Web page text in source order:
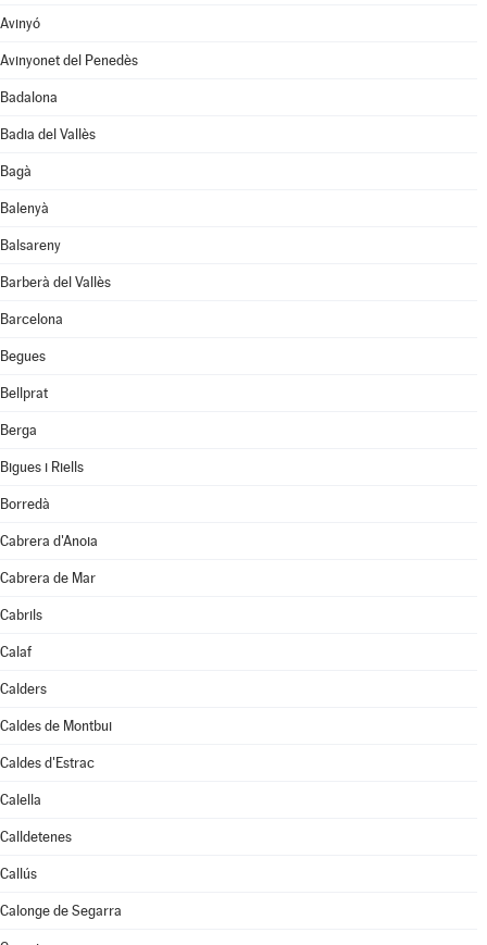
Avinyó
Avinyonet del Penedès
Badalona
Badia del Vallès
Bagà
Balenyà
Balsareny
Barberà del Vallès
Barcelona
Begues
Bellprat
Berga
Bigues i Riells
Borredà
Cabrera d'Anoia
Cabrera de Mar
Cabrils
Calaf
Calders
Caldes de Montbui
Caldes d'Estrac
Calella
Calldetenes
Callús
Calonge de Segarra